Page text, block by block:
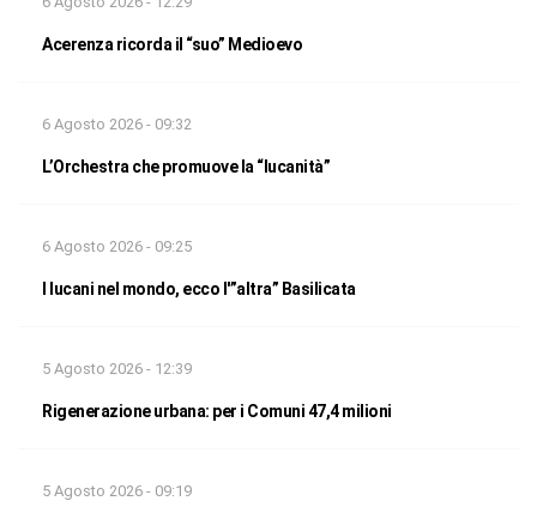
Acerenza ricorda il “suo” Medioevo
6 Agosto 2026 - 09:32
L’Orchestra che promuove la “lucanità”
6 Agosto 2026 - 09:25
I lucani nel mondo, ecco l'”altra” Basilicata
5 Agosto 2026 - 12:39
Rigenerazione urbana: per i Comuni 47,4 milioni
5 Agosto 2026 - 09:19